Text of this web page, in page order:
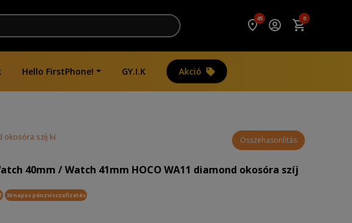
45 0
Hello FirstPhone! GY.I.K Akció
szíj kék Összehasonlítás
40mm / Watch 41mm HOCO WA11 diamond okosóra szíj
30 napos pénzvisszafizetés